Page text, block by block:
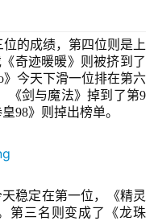
位的成绩，第四位则是上
奇迹暖暖》则被挤到了
》今天下滑一位排在第六
《剑与魔法》掉到了第9
98》则掉出榜单。
天稳定在第一位，
《精灵
第三名则变成了《龙珠